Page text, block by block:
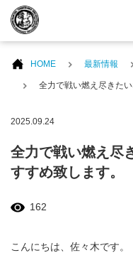
HOME 最新情報
全力で戦い燃え尽きた
2025.09.24
全力で戦い燃え尽
すすめ致します。
162
こんにちは、佐々木です。